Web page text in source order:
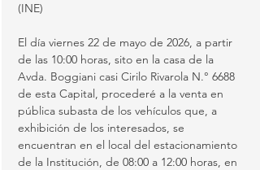
(INE)
El día viernes 22 de mayo de 2026, a partir
de las 10:00 horas, sito en la casa de la
Avda. Boggiani casi Cirilo Rivarola N.° 6688
de esta Capital, procederé a la venta en
pública subasta de los vehículos que, a
exhibición de los interesados, se
encuentran en el local del estacionamiento
de la Institución, de 08:00 a 12:00 horas, en